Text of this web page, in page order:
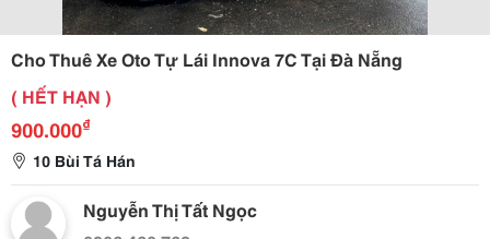
Cho Thuê Xe Oto Tự Lái Innova 7C Tại Đà Nẵng
( HẾT HẠN )
900.000₫
10 Bùi Tá Hán
Nguyễn Thị Tất Ngọc